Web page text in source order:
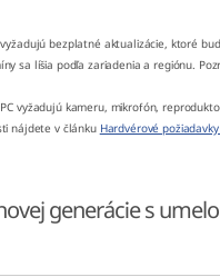
bezplatné aktualizácie, ktoré
sa líšia podľa zariadenia a regiónu.
vyžadujú kameru, mikrofón,
nájdete v článku Hardvérové
generácie s